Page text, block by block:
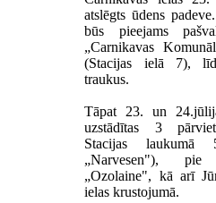
atslēgts ūdens
būs pieejams
„Carnikavas
(Stacijas ielā 7),
traukus.
Tāpat 23. un
uzstādītas 3
Stacijas
„Narvesen"),
„Ozolaine", kā arī
ielas krustojumā.